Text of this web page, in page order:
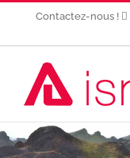
Contactez-nous !